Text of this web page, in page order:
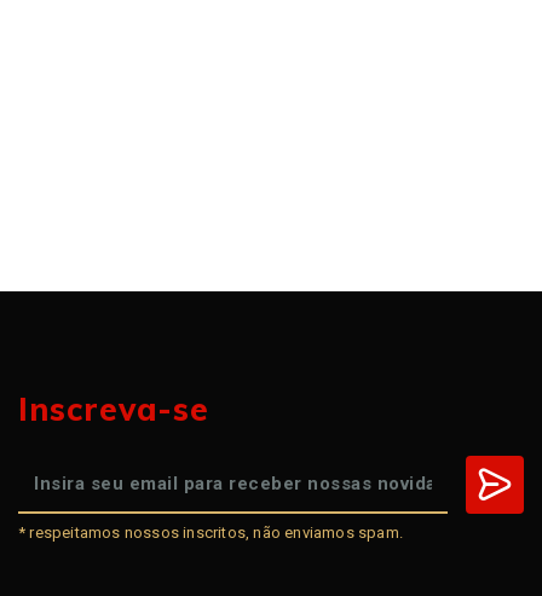
Inscreva-se
* respeitamos nossos inscritos, não enviamos spam.